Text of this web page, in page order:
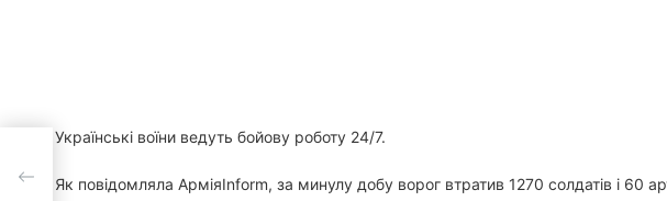
Українські воїни ведуть бойову роботу 24/7.
Як повідомляла АрміяInform, за минулу добу ворог втратив 1270 солдатів і 60